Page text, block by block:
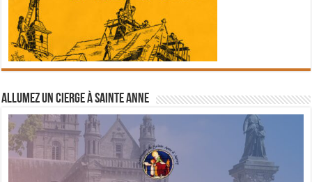
Allumez un cierge à Sainte Anne